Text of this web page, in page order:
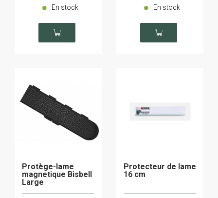
En stock En stock
Protège-lame
magnetique Bisbell
Large
Protecteur de lame
16 cm